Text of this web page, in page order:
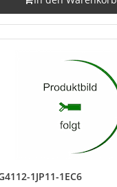
1JP11-1EC6